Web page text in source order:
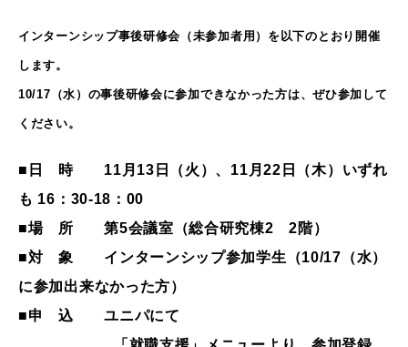
インターンシップ事後研修会（未参加者用）を以下のとおり開催
します。
10/17（水）の事後研修会に参加できなかった方は、ぜひ参加して
ください。
■日 時 11月13日（火）、11月22日（木）いずれ
も 16：30-18：00
■場 所 第5会議室（総合研究棟2 2階）
■対 象 インターンシップ参加学生（10/17（水）
に参加出来なかった方）
■申 込 ユニパにて